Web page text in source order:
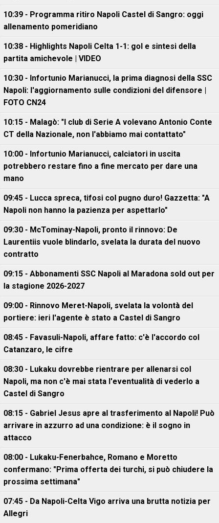
10:39 - Programma ritiro Napoli Castel di Sangro: oggi
allenamento pomeridiano
10:38 - Highlights Napoli Celta 1-1: gol e sintesi della
partita amichevole | VIDEO
10:30 - Infortunio Marianucci, la prima diagnosi della SSC
Napoli: l'aggiornamento sulle condizioni del difensore |
FOTO CN24
10:15 - Malagò: "I club di Serie A volevano Antonio Conte
CT della Nazionale, non l'abbiamo mai contattato"
10:00 - Infortunio Marianucci, calciatori in uscita
potrebbero restare fino a fine mercato per dare una
mano
09:45 - Lucca spreca, tifosi col pugno duro! Gazzetta: "A
Napoli non hanno la pazienza per aspettarlo"
09:30 - McTominay-Napoli, pronto il rinnovo: De
Laurentiis vuole blindarlo, svelata la durata del nuovo
contratto
09:15 - Abbonamenti SSC Napoli al Maradona sold out per
la stagione 2026-2027
09:00 - Rinnovo Meret-Napoli, svelata la volontà del
portiere: ieri l'agente è stato a Castel di Sangro
08:45 - Favasuli-Napoli, affare fatto: c'è l'accordo col
Catanzaro, le cifre
08:30 - Lukaku dovrebbe rientrare per allenarsi col
Napoli, ma non c'è mai stata l'eventualità di vederlo a
Castel di Sangro
08:15 - Gabriel Jesus apre al trasferimento al Napoli! Può
arrivare in azzurro ad una condizione: è il sogno in
attacco
08:00 - Lukaku-Fenerbahce, Romano e Moretto
confermano: "Prima offerta dei turchi, si può chiudere la
prossima settimana"
07:45 - Da Napoli-Celta Vigo arriva una brutta notizia per
Allegri